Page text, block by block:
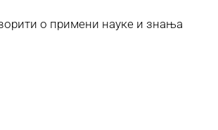
о примени науке и знања